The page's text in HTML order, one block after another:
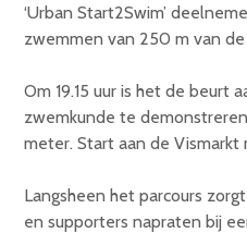
‘Urban Start2Swim’
zwemmen van 250 m van
Om 19.15 uur is het de beurt
zwemkunde te
meter. Start aan de Vismarkt
Langsheen het parcours
en supporters napraten bij